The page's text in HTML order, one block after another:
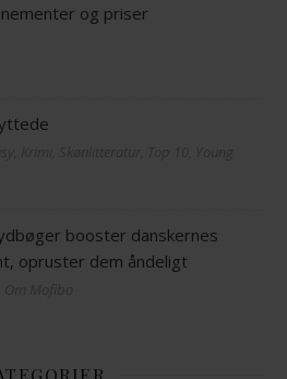
og priser
booster danskernes
opruster dem åndeligt